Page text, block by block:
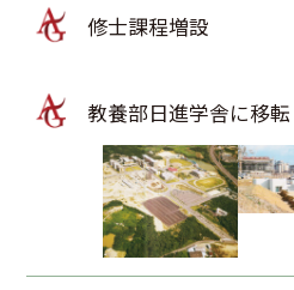
修士課程増設
教養部日進学舎に移転